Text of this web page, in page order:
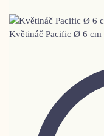
Květináč Pacific Ø 6 cm